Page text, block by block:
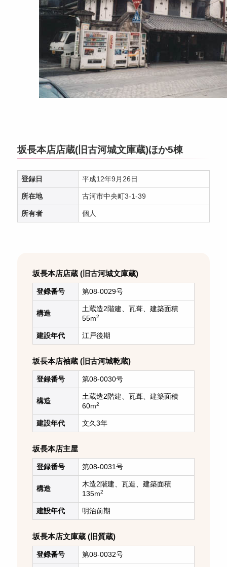
坂長本店店蔵(旧古河城文庫蔵)ほか5棟
登録日 平成12年9月26日
所在地 古河市中央町3-1-39
所有者 個人
坂長本店店蔵 (旧古河城文庫蔵)
登録番号 第08-0029号
構造
土蔵造2階建、瓦葺、建築面積
55m2
建設年代 江戸後期
坂長本店袖蔵 (旧古河城乾蔵)
登録番号 第08-0030号
構造
土蔵造2階建、瓦葺、建築面積
60m2
建設年代 文久3年
坂長本店主屋
登録番号 第08-0031号
構造
木造2階建、瓦造、建築面積
135m2
建設年代 明治前期
坂長本店文庫蔵 (旧質蔵)
登録番号 第08-0032号